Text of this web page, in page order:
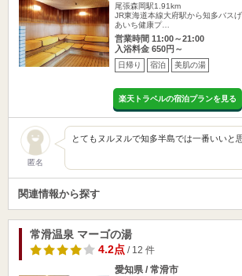
尾張森岡駅1.91km
JR東海道本線大府駅から知多バス
あいち健康プ…
営業時間 11:00～21:00
入浴料金 650円～
日帰り 宿泊 美肌の湯
楽天トラベルの宿泊プランを見る
匿名
とてもヌルヌルで知多半島では一番いいと
関連情報から探す
常滑温泉 マーゴの湯
4.2点/ 12 件
愛知県 / 常滑市